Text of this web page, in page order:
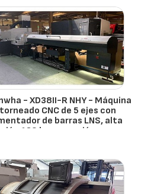
- XD38II-R NHY - Máquina
CNC de 5 ejes con
de barras LNS, alta
120 bar y succión